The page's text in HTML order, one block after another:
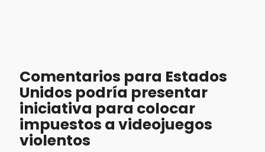
Comentarios para Estados
Unidos podría presentar
iniciativa para colocar
impuestos a videojuegos
violentos